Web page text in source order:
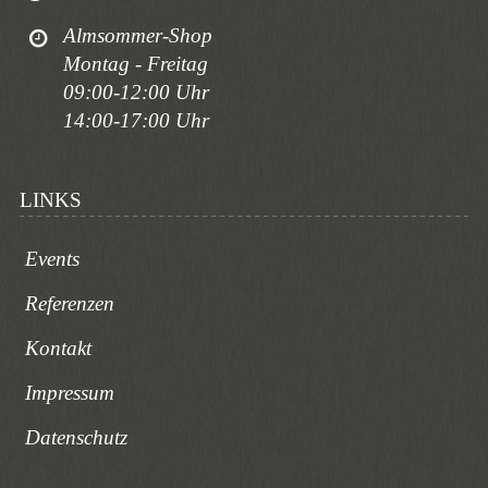
Almsommer-Shop
Montag - Freitag
09:00-12:00 Uhr
14:00-17:00 Uhr
LINKS
Events
Referenzen
Kontakt
Impressum
Datenschutz